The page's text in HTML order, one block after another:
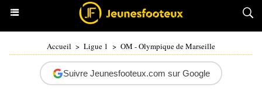
Accueil > Ligue 1 > OM - Olympique de Marseille
Suivre Jeunesfooteux.com sur Google